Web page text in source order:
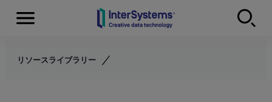
Skip to content
Menu
リソースライブラリー